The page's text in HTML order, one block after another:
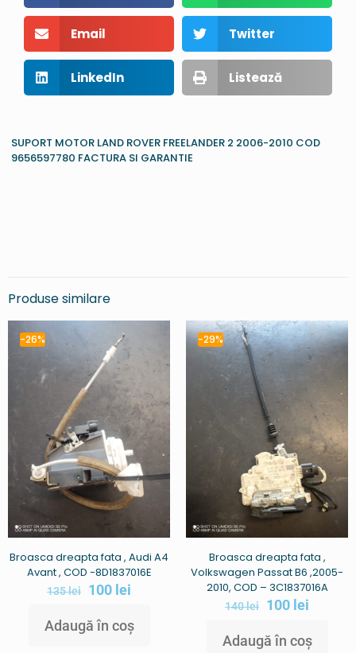
Email Twitter
LinkedIn Listează
SUPORT MOTOR LAND ROVER FREELANDER 2 2006-2010 COD
9656597780 FACTURA SI GARANTIE
Produse similare
-26%
Broasca dreapta fata , Audi A4
Avant , COD -8D1837016E
135lei 100 lei
Adaugă în coș
-29%
Broasca dreapta fata ,
Volkswagen Passat B6 ,2005-
2010, COD – 3C1837016A
140lei 100 lei
Adaugă în coș